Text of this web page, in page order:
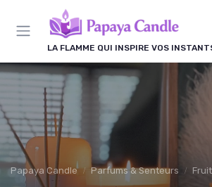
LA FLAMME QUI INSPIRE VOS
Papaya Candle Parfums & Senteurs
Panneau de gestion des cookies